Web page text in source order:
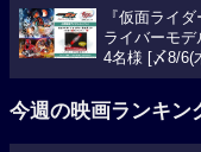
『仮面ライ
ライバーモデ
4名様 [〆8/6(
今週の映画ランキン